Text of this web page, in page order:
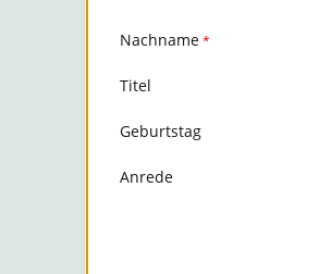
Nachname*
Titel
Geburtstag
Anrede